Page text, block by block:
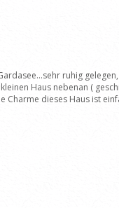
ruhig
Haus nebenan (
dieses Haus ist